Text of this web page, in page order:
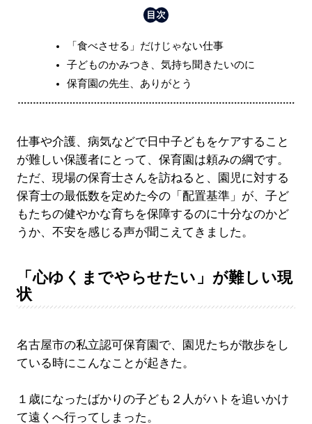
「食べさせる」だけじゃない仕事
子どものかみつき、気持ち聞きたいのに
保育園の先生、ありがとう
仕事や介護、病気などで日中子どもをケアすること
が難しい保護者にとって、保育園は頼みの綱です。
ただ、現場の保育士さんを訪ねると、園児に対する
保育士の最低数を定めた今の「配置基準」が、子ど
もたちの健やかな育ちを保障するのに十分なのかど
うか、不安を感じる声が聞こえてきました。
「心ゆくまでやらせたい」が難しい現
状
名古屋市の私立認可保育園で、園児たちが散歩をし
ている時にこんなことが起きた。
１歳になったばかりの子ども２人がハトを追いかけ
て遠くへ行ってしまった。